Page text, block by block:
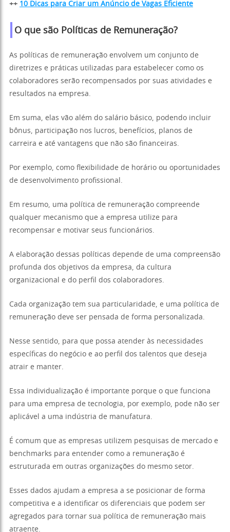
++ 10 Dicas para Criar um Anúncio de Vagas Eficiente
O que são Políticas de Remuneração?
As políticas de remuneração envolvem um conjunto de
diretrizes e práticas utilizadas para estabelecer como os
colaboradores serão recompensados por suas atividades e
resultados na empresa.
Em suma, elas vão além do salário básico, podendo incluir
bônus, participação nos lucros, benefícios, planos de
carreira e até vantagens que não são financeiras.
Por exemplo, como flexibilidade de horário ou oportunidades
de desenvolvimento profissional.
Em resumo, uma política de remuneração compreende
qualquer mecanismo que a empresa utilize para
recompensar e motivar seus funcionários.
A elaboração dessas políticas depende de uma compreensão
profunda dos objetivos da empresa, da cultura
organizacional e do perfil dos colaboradores.
Cada organização tem sua particularidade, e uma política de
remuneração deve ser pensada de forma personalizada.
Nesse sentido, para que possa atender às necessidades
específicas do negócio e ao perfil dos talentos que deseja
atrair e manter.
Essa individualização é importante porque o que funciona
para uma empresa de tecnologia, por exemplo, pode não ser
aplicável a uma indústria de manufatura.
É comum que as empresas utilizem pesquisas de mercado e
benchmarks para entender como a remuneração é
estruturada em outras organizações do mesmo setor.
Esses dados ajudam a empresa a se posicionar de forma
competitiva e a identificar os diferenciais que podem ser
agregados para tornar sua política de remuneração mais
atraente.